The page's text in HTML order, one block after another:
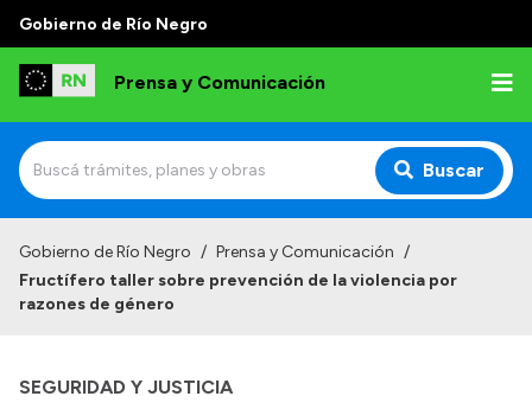
Gobierno de Río Negro
Prensa y Comunicación
Buscar
Institucional
Referentes de prensa
Gobierno de Río Negro / Prensa y Comunicación /
Fructífero taller sobre prevención de la violencia por
razones de género
SEGURIDAD Y JUSTICIA